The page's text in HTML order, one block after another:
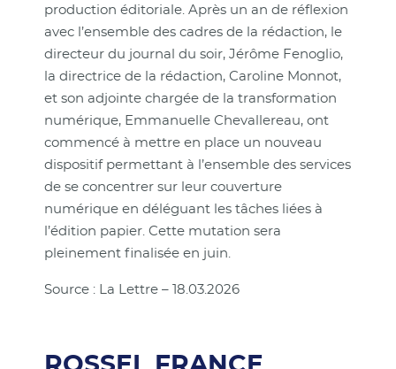
production éditoriale. Après un an de réflexion
avec l’ensemble des cadres de la rédaction, le
directeur du journal du soir, Jérôme Fenoglio,
la directrice de la rédaction, Caroline Monnot,
et son adjointe chargée de la transformation
numérique, Emmanuelle Chevallereau, ont
commencé à mettre en place un nouveau
dispositif permettant à l’ensemble des services
de se concentrer sur leur couverture
numérique en déléguant les tâches liées à
l’édition papier. Cette mutation sera
pleinement finalisée en juin.
Source : La Lettre – 18.03.2026